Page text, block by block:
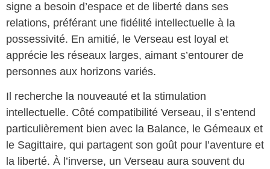
signe a besoin d’espace et de liberté dans ses
relations, préférant une fidélité intellectuelle à la
possessivité. En amitié, le Verseau est loyal et
apprécie les réseaux larges, aimant s’entourer de
personnes aux horizons variés.
Il recherche la nouveauté et la stimulation
intellectuelle. Côté compatibilité Verseau, il s’entend
particulièrement bien avec la Balance, le Gémeaux et
le Sagittaire, qui partagent son goût pour l’aventure et
la liberté. À l’inverse, un Verseau aura souvent du